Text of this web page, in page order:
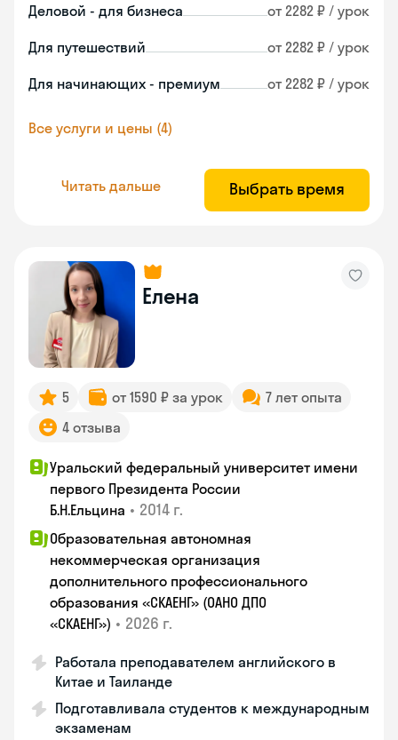
Деловой - для бизнеса от 2282 ₽ / урок
Для путешествий от 2282 ₽ / урок
Для начинающих - премиум от 2282 ₽ / урок
Все услуги и цены (4)
Читать дальше Выбрать время
Елена
5 от 1590 ₽ за урок
7 лет опыта
4 отзыва
Уральский федеральный университет имени
первого Президента России
Б.Н.Ельцина • 2014 г.
Образовательная автономная
некоммерческая организация
дополнительного профессионального
образования «СКАЕНГ» (ОАНО ДПО
«СКАЕНГ») • 2026 г.
Работала преподавателем английского в
Китае и Таиланде
Подготавливала студентов к международным
экзаменам